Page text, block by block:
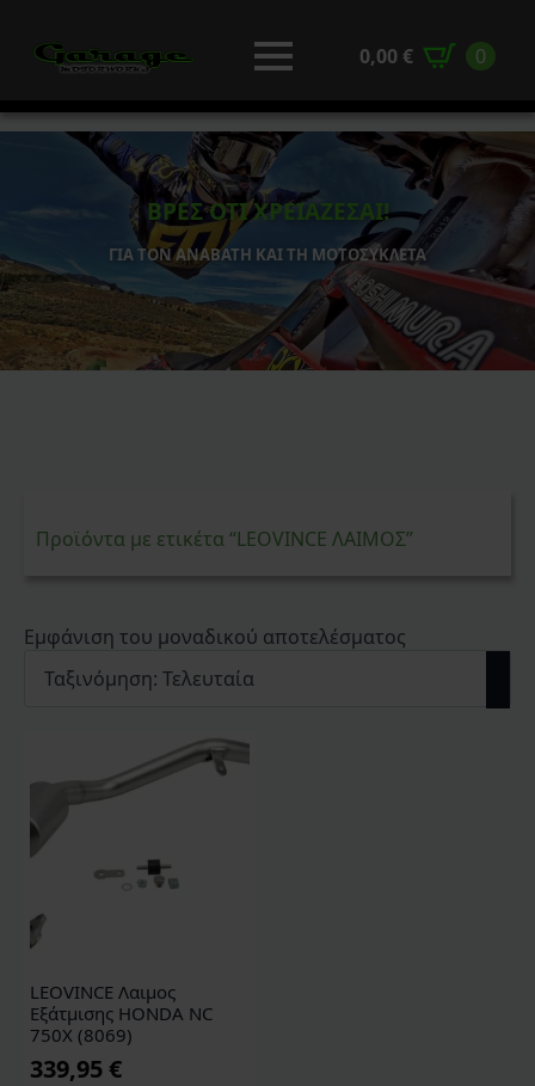
0,00 € 0
ΒΡΕΣ ΟΤΙ ΧΡΕΙΑΖΕΣΑΙ!
ΓΙΑ ΤΟΝ ΑΝΑΒΑΤΗ ΚΑΙ ΤΗ ΜΟΤΟΣΥΚΛΕΤΑ
Προϊόντα με ετικέτα “LEOVINCE ΛΑΙΜΟΣ”
Εμφάνιση του μοναδικού αποτελέσματος
LEOVINCE Λαιμος
Εξάτμισης HONDA NC
750X (8069)
339,95 €